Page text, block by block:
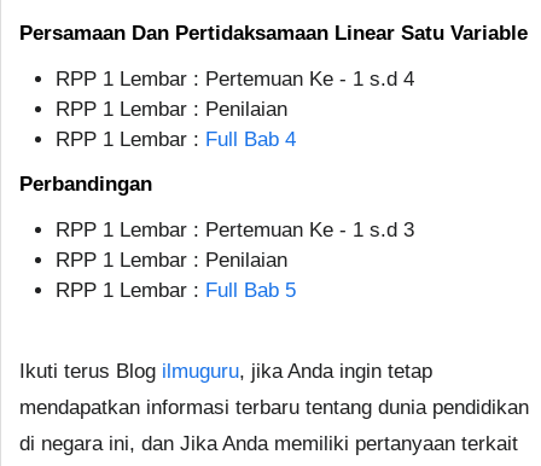
Persamaan Dan Pertidaksamaan Linear Satu Variable
RPP 1 Lembar : Pertemuan Ke - 1 s.d 4
RPP 1 Lembar : Penilaian
RPP 1 Lembar : Full Bab 4
Perbandingan
RPP 1 Lembar : Pertemuan Ke - 1 s.d 3
RPP 1 Lembar : Penilaian
RPP 1 Lembar : Full Bab 5
Ikuti terus Blog ilmuguru, jika Anda ingin tetap
mendapatkan informasi terbaru tentang dunia pendidikan
di negara ini, dan Jika Anda memiliki pertanyaan terkait